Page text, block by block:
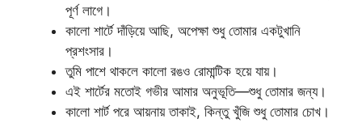
পূর্ণ লাগে।
কালো শার্টে দাঁড়িয়ে আছি, অপেক্ষা শুধু তোমার একটুখানি
প্রশংসার।
তুমি পাশে থাকলে কালো রঙও রোমান্টিক হয়ে যায়।
এই শার্টের মতোই গভীর আমার অনুভূতি—শুধু তোমার জন্য।
কালো শার্ট পরে আয়নায় তাকাই, কিন্তু খুঁজি শুধু তোমার চোখ।